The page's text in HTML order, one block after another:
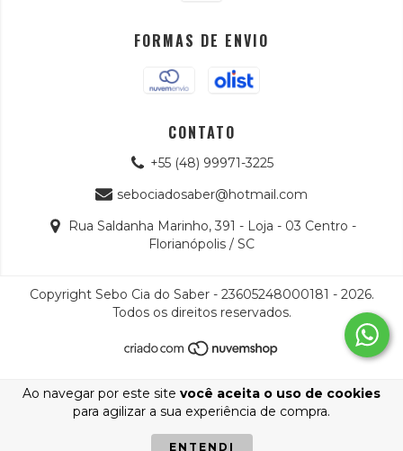
Ao navegar por este site você aceita o uso de cookies
para agilizar a sua experiência de compra.
ENTENDI
FORMAS DE ENVIO
CONTATO
+55 (48) 99971-3225
sebociadosaber@hotmail.com
Rua Saldanha Marinho, 391 - Loja - 03 Centro -
Florianópolis / SC
Copyright Sebo Cia do Saber - 23605248000181 - 2026.
Todos os direitos reservados.